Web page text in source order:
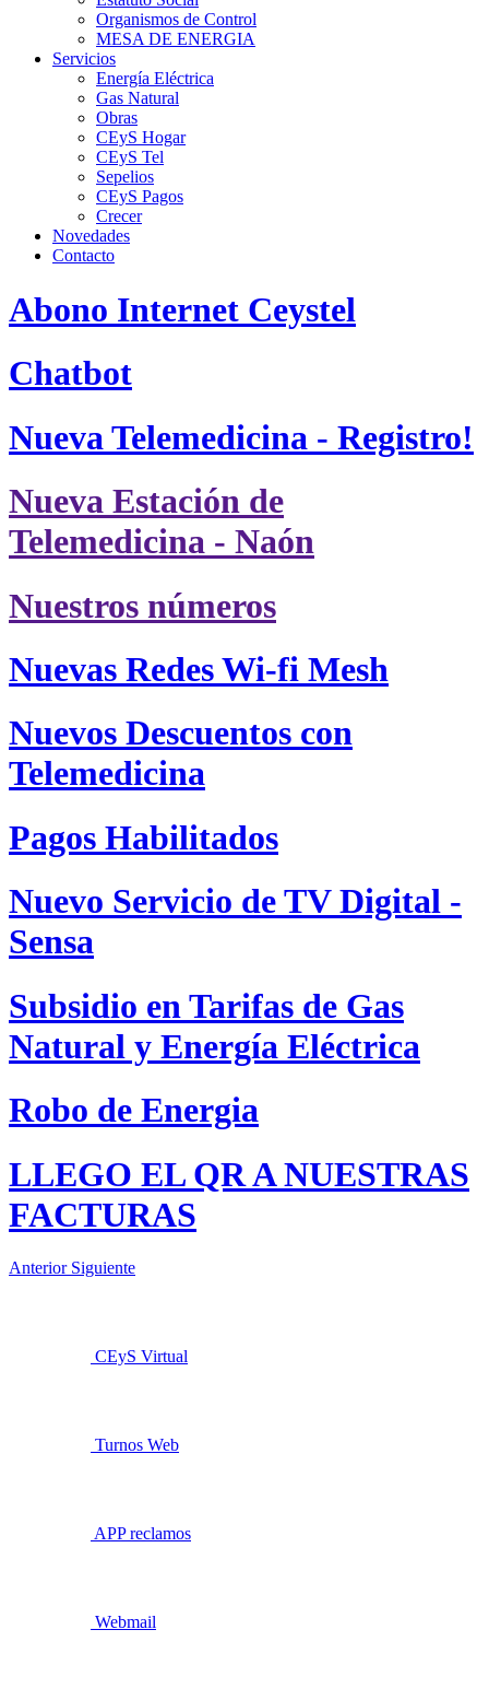
Organismos de Control
MESA DE ENERGIA
Servicios
Energía Eléctrica
Gas Natural
Obras
CEyS Hogar
CEyS Tel
Sepelios
CEyS Pagos
Crecer
Novedades
Contacto
Abono Internet Ceystel
Chatbot
Nueva Telemedicina - Registro!
Nueva Estación de
Telemedicina - Naón
Nuestros números
Nuevas Redes Wi-fi Mesh
Nuevos Descuentos con
Telemedicina
Pagos Habilitados
Nuevo Servicio de TV Digital -
Sensa
Subsidio en Tarifas de Gas
Natural y Energía Eléctrica
Robo de Energia
LLEGO EL QR A NUESTRAS
FACTURAS
Anterior Siguiente
CEyS Virtual
Turnos Web
APP reclamos
Webmail